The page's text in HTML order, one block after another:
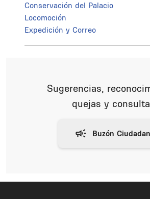
Conservación del Palacio
Locomoción
Expedición y Correo
Sugerencias,
quejas y